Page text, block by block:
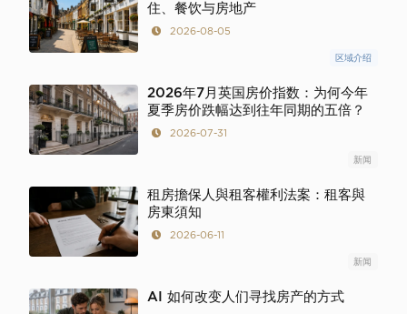
住、餐饮与房地产
2026-08-05
区域介绍
2026年7月英国房价指数：为何今年
夏季房价跌幅达到往年同期的五倍？
2026-07-31
新闻
租房擔保人與租客權利法案：租客與
房東須知
2026-06-11
新闻
AI 如何改变人们寻找房产的方式